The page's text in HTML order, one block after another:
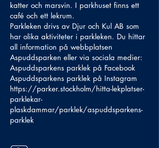
katter och marsvin. I parkhuset finns ett
café och ett lekrum.
Parkleken drivs av Djur och Kul AB som
har olika aktiviteter i parkleken. Du hittar
all information på webbplatsen
Aspuddsparken eller via sociala medier:
Aspuddsparkens parklek på Facebook
Aspuddsparkens parklek på Instagram
https://parker.stockholm/hitta-lekplatser-
parklekar-
plaskdammar/parklek/aspuddsparkens-
parklek